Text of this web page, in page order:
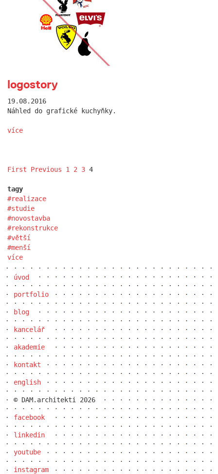
logostory
19.08.2016
Náhled do grafické kuchyňky.
více
First Previous 1 2 3 4
tagy
realizace
studie
novostavba
rekonstrukce
větší
menší
více
úvod
portfolio
blog
kancelář
akademie
kontakt
english
© DAM.architekti 2026
facebook
linkedin
youtube
instagram